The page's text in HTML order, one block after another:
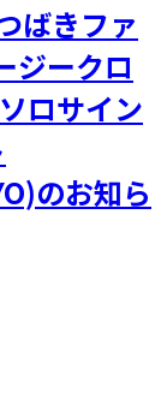
ばきファ
ジークロ
ロサイン
のお知ら